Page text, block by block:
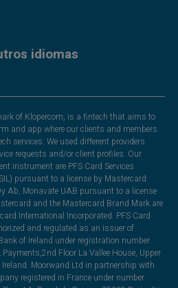
idiomas
of Klopercom, is a fintech that aims to
and app where our clients and members
services. We used different providers
requests and/or client profiles. Our
instrument are PFS Card Services
pursuant to a license by Mastercard
Ab, Monavate UAB pursuant to a license
and the Mastercard Brand Mark are
International Incorporated. PFS Card
and regulated as an issuer of
of Ireland under registration number
Floor La Vallee House, Upper
Ireland. Moorwand Ltd in partnership with
registered in France under number